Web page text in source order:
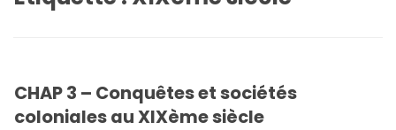
CHAP 3 – Conquêtes et sociétés
coloniales au XIXème siècle